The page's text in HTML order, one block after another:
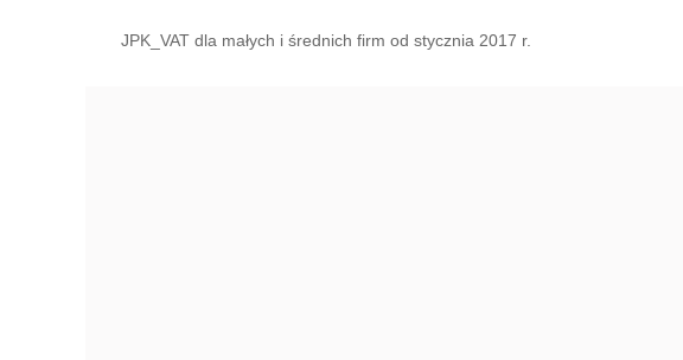
JPK_VAT dla małych i średnich firm od stycznia 2017 r.